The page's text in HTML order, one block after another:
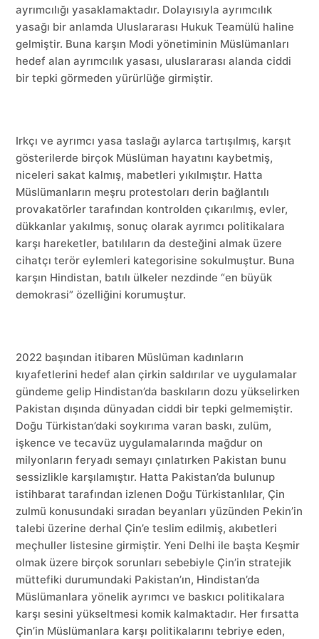
ayrımcılığı yasaklamaktadır. Dolayısıyla ayrımcılık
yasağı bir anlamda Uluslararası Hukuk Teamülü haline
gelmiştir. Buna karşın Modi yönetiminin Müslümanları
hedef alan ayrımcılık yasası, uluslararası alanda ciddi
bir tepki görmeden yürürlüğe girmiştir.
Irkçı ve ayrımcı yasa taslağı aylarca tartışılmış, karşıt
gösterilerde birçok Müslüman hayatını kaybetmiş,
niceleri sakat kalmış, mabetleri yıkılmıştır. Hatta
Müslümanların meşru protestoları derin bağlantılı
provakatörler tarafından kontrolden çıkarılmış, evler,
dükkanlar yakılmış, sonuç olarak ayrımcı politikalara
karşı hareketler, batılıların da desteğini almak üzere
cihatçı terör eylemleri kategorisine sokulmuştur. Buna
karşın Hindistan, batılı ülkeler nezdinde “en büyük
demokrasi” özelliğini korumuştur.
2022 başından itibaren Müslüman kadınların
kıyafetlerini hedef alan çirkin saldırılar ve uygulamalar
gündeme gelip Hindistan’da baskıların dozu yükselirken
Pakistan dışında dünyadan ciddi bir tepki gelmemiştir.
Doğu Türkistan’daki soykırıma varan baskı, zulüm,
işkence ve tecavüz uygulamalarında mağdur on
milyonların feryadı semayı çınlatırken Pakistan bunu
sessizlikle karşılamıştır. Hatta Pakistan’da bulunup
istihbarat tarafından izlenen Doğu Türkistanlılar, Çin
zulmü konusundaki sıradan beyanları yüzünden Pekin’in
talebi üzerine derhal Çin’e teslim edilmiş, akıbetleri
meçhuller listesine girmiştir. Yeni Delhi ile başta Keşmir
olmak üzere birçok sorunları sebebiyle Çin’in stratejik
müttefiki durumundaki Pakistan’ın, Hindistan’da
Müslümanlara yönelik ayrımcı ve baskıcı politikalara
karşı sesini yükseltmesi komik kalmaktadır. Her fırsatta
Çin’in Müslümanlara karşı politikalarını tebriye eden,